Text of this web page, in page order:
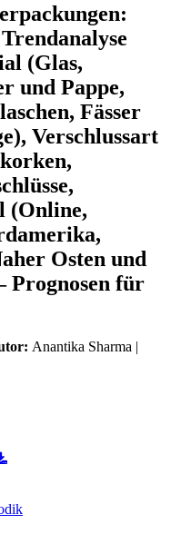
(Glas,
und Pappe,
Fässer
Verschlussart
(Online,
Osten und
Prognosen für
Anantika Sharma |